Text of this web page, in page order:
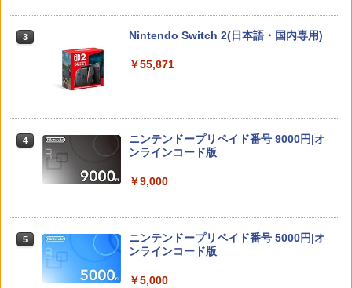
イッチ 2用 アクセサリー ケース Plus Ca
rrycase【送料無料】【メール便】3層収
納バッグ（Pro set）
￥4,199
4
スーパーボンバーマン コレクション Nin
tendo Switch 2 Edition
￥5,920
￥1,380
h プロコン PC コントローラー用 エイム
アシスト リング スポンジ リコイル制御
操作性向上 ゲーミング
￥1,980
4 グランツーリスモ7 PS5版
ョン 【ブルーレイ】／アドリアナ・カセ
ロッティブルーレイ／海外アニメ・定番
スタジオ
￥987
パー・セット 【ブルーレイ】／中川翔子
ブルーレイ／海外アニメ・定番スタジオ
￥1,199
5
【中古】魔女の宅急便 ブルーレイディス
ク 【レンタル落ち】
￥3,002
3 Nintendo Switch 2(日本語・国内専用)
￥55,871
4
ニンテンドープリペイド番号 9000円|オ
ンラインコード版
￥9,000
5
ニンテンドープリペイド番号 5000円|オ
ンラインコード版
￥5,000